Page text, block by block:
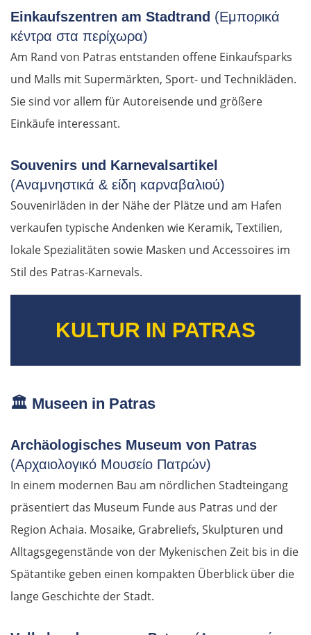
Einkaufszentren am Stadtrand (Εμπορικά
κέντρα στα περίχωρα)
Am Rand von Patras entstanden offene Einkaufsparks
und Malls mit Supermärkten, Sport- und Technikläden.
Sie sind vor allem für Autoreisende und größere
Einkäufe interessant.
Souvenirs und Karnevalsartikel
(Αναμνηστικά & είδη καρναβαλιού)
Souvenirläden in der Nähe der Plätze und am Hafen
verkaufen typische Andenken wie Keramik, Textilien,
lokale Spezialitäten sowie Masken und Accessoires im
Stil des Patras-Karnevals.
KULTUR IN PATRAS
🏛️ Museen in Patras
Archäologisches Museum von Patras
(Αρχαιολογικό Μουσείο Πατρών)
In einem modernen Bau am nördlichen Stadteingang
präsentiert das Museum Funde aus Patras und der
Region Achaia. Mosaike, Grabreliefs, Skulpturen und
Alltagsgegenstände von der Mykenischen Zeit bis in die
Spätantike geben einen kompakten Überblick über die
lange Geschichte der Stadt.